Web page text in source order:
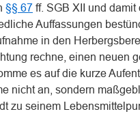
§§ 67 ff. SGB XII und
Auffassungen
in den
rechne, einen neuen
es auf die kurze
nicht an, sondern
zu seinem